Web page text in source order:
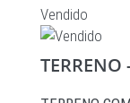
Vendido
TERRENO